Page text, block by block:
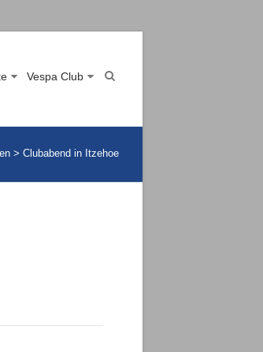
Vespa Club
> Clubabend in Itzehoe